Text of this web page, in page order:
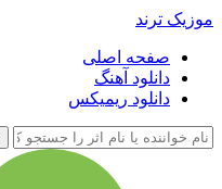
موزیک ترند
صفحه اصلی
دانلود آهنگ
دانلود ریمیکس